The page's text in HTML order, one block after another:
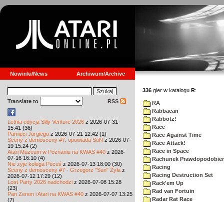
Nowinki/News Archiwum/Archive
Translate to RSS
Letnia edycja Silly Venture 2026 z 2026-07-31
15:41 (36)
Pamięci Jurgiego z 2026-07-21 12:42 (1)
Sceny z demosceny #7: opowiada SuN z 2026-07-
19 15:24 (2)
Atari Muzeum w Poznaniu na KWAS #40 z 2026-
07-16 16:10 (4)
Nie żyje kolega Pecuś z 2026-07-13 18:00 (30)
Sceny z demosceny #7 - Grzegorz "Sun" Żyła z
2026-07-12 17:29 (12)
Lost Party 2026 nadchodzi z 2026-07-08 15:28
(23)
Pan Zenon i Atari na KWAS #40 z 2026-07-07 13:25
(7)
336 gier w katalogu R:
RA
Rabbacan
Rabbotz!
Race
Race Against Time
Race Attack!
Race in Space
Rachunek
Racing
Racing Destruction Set
Rack'em Up
Rad van Fortuin
Radar Rat Race